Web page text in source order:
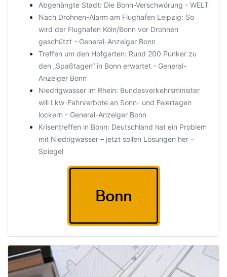
Abgehängte Stadt: Die Bonn-Verschwörung - WELT
Nach Drohnen-Alarm am Flughafen Leipzig: So
wird der Flughafen Köln/Bonn vor Drohnen
geschützt - General-Anzeiger Bonn
Treffen um den Hofgarten: Rund 200 Punker zu
den „Spaßtagen“ in Bonn erwartet - General-
Anzeiger Bonn
Niedrigwasser im Rhein: Bundesverkehrsminister
will Lkw-Fahrverbote an Sonn- und Feiertagen
lockern - General-Anzeiger Bonn
Krisentreffen in Bonn: Deutschland hat ein Problem
mit Niedrigwasser – jetzt sollen Lösungen her -
Spiegel